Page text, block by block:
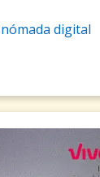
digital